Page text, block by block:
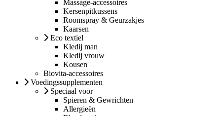
Massage-accessoires
Kersenpitkussens
Roomspray & Geurzakjes
Kaarsen
Eco textiel
Kledij man
Kledij vrouw
Kousen
Biovita-accessoires
Voedingssupplementen
Speciaal voor
Spieren & Gewrichten
Allergieën